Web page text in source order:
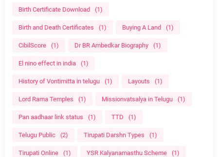
Birth Certificate Download (1)
Birth and Death Certificates (1) Buying A Land (1)
CibilScore (1) Dr BR Ambedkar Biography (1)
El nino effect in india (1)
History of Vontimitta in telugu (1) Layouts (1)
Lord Rama Temples (1) Missionvatsalya in Telugu (1)
Pan aadhaar link status (1) TTD (1)
Telugu Public (2) Tirupati Darshn Types (1)
Tirupati Online (1) YSR Kalyanamasthu Scheme (1)